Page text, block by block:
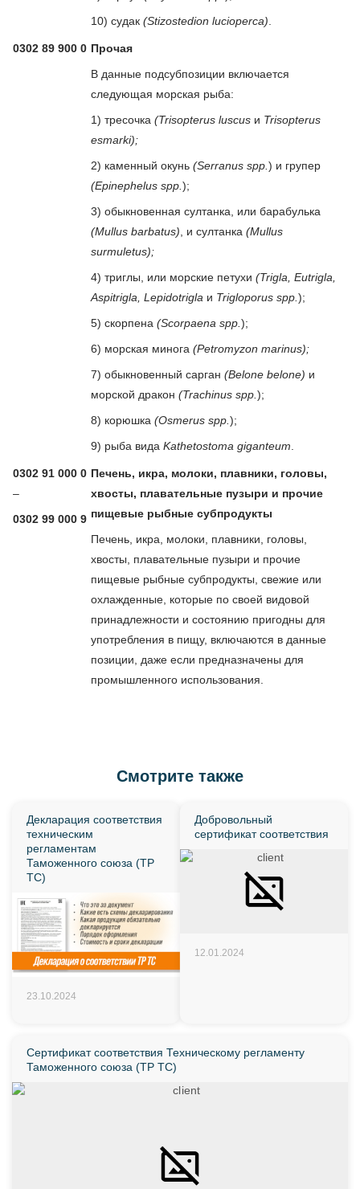
10) судак (Stizostedion lucioperca)
0302 89 900 0 Прочая
В данные подсубпозиции включается
следующая морская рыба:
1) тресочка (Trisopterus luscus и Trisopterus
esmarki);
2) каменный окунь (Serranus spp. ) и групер
(Epinephelus spp. );
3) обыкновенная султанка, или барабулька
(Mullus barbatus) , и султанка (Mullus
surmuletus);
4) триглы, или морские петухи (Trigla, Eutrigla,
Aspitrigla, Lepidotrigla и Trigloporus spp. );
5) скорпена (Scorpaena spp. );
6) морская минога (Petromyzon marinus);
7) обыкновенный сарган (Belone belone) и
морской дракон (Trachinus spp. );
8) корюшка (Osmerus spp. );
9) рыба вида Kathetostoma giganteum
0302 91 000 0
–
0302 99 000 9
Печень, икра, молоки, плавники, головы,
хвосты, плавательные пузыри и прочие
пищевые рыбные субпродукты
Печень, икра, молоки, плавники, головы,
хвосты, плавательные пузыри и прочие
пищевые рыбные субпродукты, свежие или
охлажденные, которые по своей видовой
принадлежности и состоянию пригодны для
употребления в пищу, включаются в данные
позиции, даже если предназначены для
промышленного использования.
Смотрите также
Декларация соответствия
техническим
регламентам
Таможенного союза (ТР
ТС)
23.10.2024
Добровольный
сертификат соответствия
12.01.2024
Сертификат соответствия Техническому регламенту
Таможенного союза (ТР ТС)